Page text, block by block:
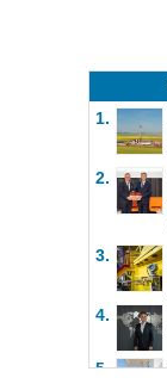
1.
2.
3.
4.
5.